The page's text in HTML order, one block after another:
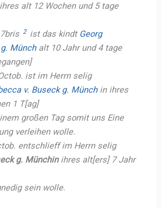
alt 12 Wochen und 5 tage
2 ist das kindt Georg
Münchalt 10 Jahr und 4 tage
ist im Herrn selig
v. Buseck g. Münchin ihres
1 T[ag]
großen Tag somit uns Eine
verleihen wolle.
entschlieff im Herrn selig
g. Münchinihres alt[ers] 7 Jahr
sein wolle.